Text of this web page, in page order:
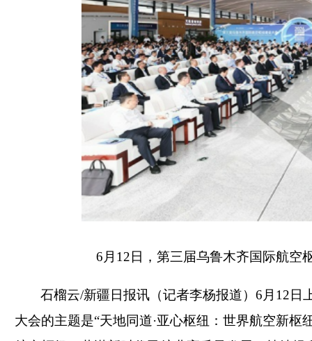
6月12日，第三届乌鲁木齐国际航空
石榴云/新疆日报讯（记者李杨报道）6月12日
大会的主题是“天地同道·亚心枢纽：世界航空新